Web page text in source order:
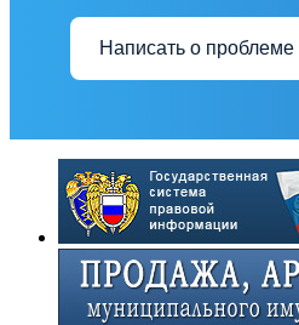
Написать о проблеме